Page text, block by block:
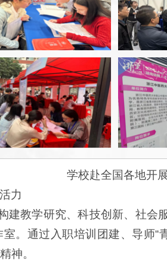
学校赴全国各地开
力
建教学研究、科技创新、社会
。通过入职培训团建、导师“
神。